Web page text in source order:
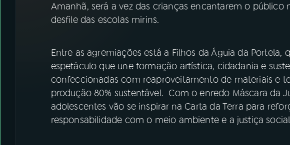
ACOMPANHE A RÁDIO NACIONAL
Instagram X
Amanhã, será a vez das crianças encantarem o público
desfile das escolas mirins.
Entre as agremiações está a Filhos da Águia da Portela,
espetáculo que une formação artística, cidadania e
confeccionadas com reaproveitamento de materiais e
produção 80% sustentável. Com o enredo Máscara da
adolescentes vão se inspirar na Carta da Terra para
responsabilidade com o meio ambiente e a justiça